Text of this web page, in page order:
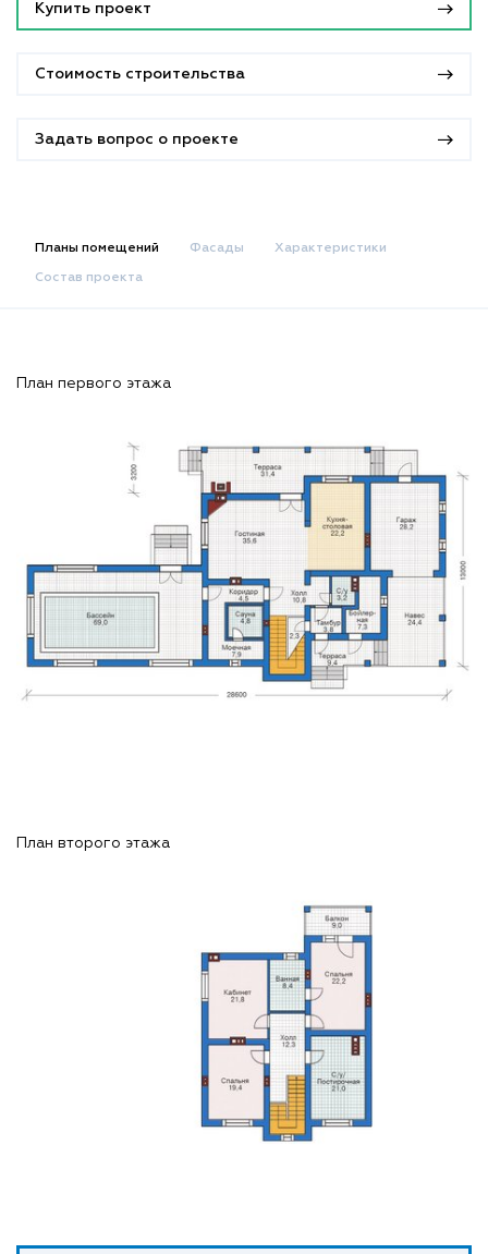
Купить проект
Стоимость строительства
Задать вопрос о проекте
Планы помещений Фасады Характеристики
Состав проекта
План первого этажа
План второго этажа